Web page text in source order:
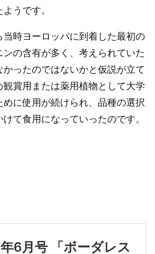
うです。
時ヨーロッパに到着した最初の
ンの含有が多く、考えられていた
ったのではないかと仮説が立て
賞用または薬用植物として大学
に使用が続けられ、品種の選択
て食用になっていったのです。